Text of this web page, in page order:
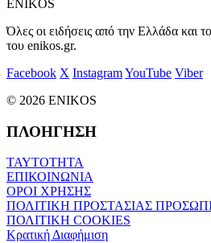
ENIKOS
Όλες οι ειδήσεις από την Ελλάδα και
του enikos.gr.
Facebook X InstagramYouTube Viber
© 2026 ENIKOS
ΠΛΟΗΓΗΣΗ
ΤΑΥΤΟΤΗΤΑ
ΕΠΙΚΟΙΝΩΝΙΑ
ΟΡΟΙ ΧΡΗΣΗΣ
ΠΟΛΙΤΙΚΗ ΠΡΟΣΤΑΣΙΑΣ
ΠΟΛΙΤΙΚΗ COOKIES
Κρατική Διαφήμιση